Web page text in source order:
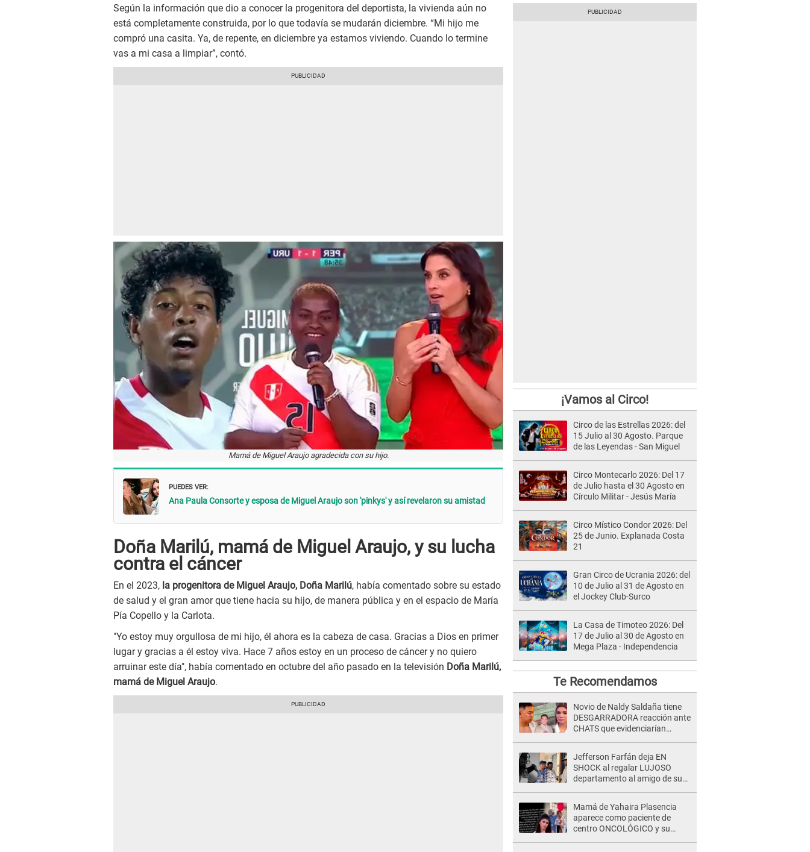
Según la información que dio a conocer la progenitora del deportista, la vivienda aún no
está completamente construida, por lo que todavía se mudarán diciembre. “Mi hijo me
compró una casita. Ya, de repente, en diciembre ya estamos viviendo. Cuando lo termine
vas a mi casa a limpiar”, contó.
Mamá de Miguel Araujo agradecida con su hijo.
PUEDES VER:
Ana Paula Consorte y esposa de Miguel Araujo son 'pinkys' y así revelaron su amistad
Doña Marilú, mamá de Miguel Araujo, y su lucha
contra el cáncer
En el 2023, la progenitora de Miguel Araujo, Doña Marilú, había comentado sobre su estado
de salud y el gran amor que tiene hacia su hijo, de manera pública y en el espacio de María
Pía Copello y la Carlota.
"Yo estoy muy orgullosa de mi hijo, él ahora es la cabeza de casa. Gracias a Dios en primer
lugar y gracias a él estoy viva. Hace 7 años estoy en un proceso de cáncer y no quiero
arruinar este día", había comentado en octubre del año pasado en la televisión Doña Marilú,
mamá de Miguel Araujo.
¡Vamos al Circo!
Circo de las Estrellas 2026: del
15 Julio al 30 Agosto. Parque
de las Leyendas - San Miguel
Circo Montecarlo 2026: Del 17
de Julio hasta el 30 Agosto en
Círculo Militar - Jesús María
Circo Místico Condor 2026: Del
25 de Junio. Explanada Costa
21
Gran Circo de Ucrania 2026: del
10 de Julio al 31 de Agosto en
el Jockey Club-Surco
La Casa de Timoteo 2026: Del
17 de Julio al 30 de Agosto en
Mega Plaza - Independencia
Te Recomendamos
Novio de Naldy Saldaña tiene
DESGARRADORA reacción ante
CHATS que evidenciarían
Jefferson Farfán deja EN
SHOCK al regalar LUJOSO
departamento al amigo de su
Mamá de Yahaira Plasencia
aparece como paciente de
centro ONCOLÓGICO y su